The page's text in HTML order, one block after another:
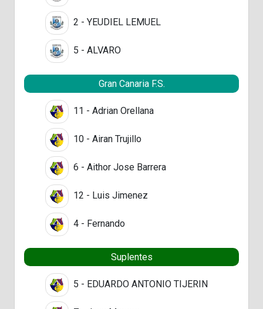
2 - YEUDIEL LEMUEL
5 - ALVARO
Gran Canaria F.S.
11 - Adrian Orellana
10 - Airan Trujillo
6 - Aithor Jose Barrera
12 - Luis Jimenez
4 - Fernando
Suplentes
5 - EDUARDO ANTONIO TIJERIN